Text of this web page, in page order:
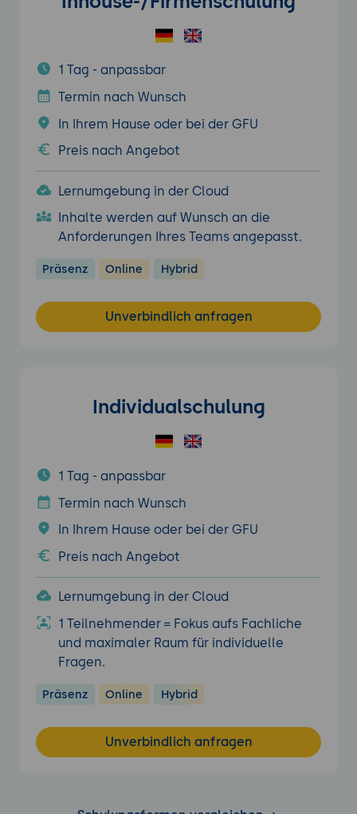
1 Tag - anpassbar
Termin nach Wunsch
In Ihrem Hause oder bei der GFU
Preis nach Angebot
Lernumgebung in der Cloud
Inhalte werden auf Wunsch an die
Anforderungen Ihres Teams angepasst.
Präsenz Online Hybrid
Unverbindlich anfragen
Individualschulung
1 Tag - anpassbar
Termin nach Wunsch
In Ihrem Hause oder bei der GFU
Preis nach Angebot
Lernumgebung in der Cloud
1 Teilnehmender = Fokus aufs Fachliche
und maximaler Raum für individuelle
Fragen.
Präsenz Online Hybrid
Unverbindlich anfragen